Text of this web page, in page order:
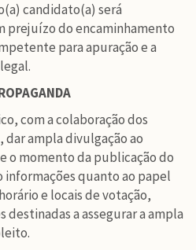
candidato(a) será
prejuízo do encaminhamento
para apuração e a
com a colaboração dos
dar ampla divulgação ao
o momento da publicação do
quanto ao papel
e locais de votação,
a assegurar a ampla